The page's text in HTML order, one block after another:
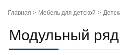
Главная > Мебель для детской
Модульный ряд